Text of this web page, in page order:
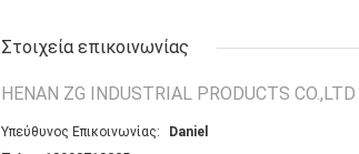
Στοιχεία επικοινωνίας
HENAN ZG INDUSTRIAL PRODUCTS CO.,LTD
Υπεύθυνος Επικοινωνίας:
Daniel